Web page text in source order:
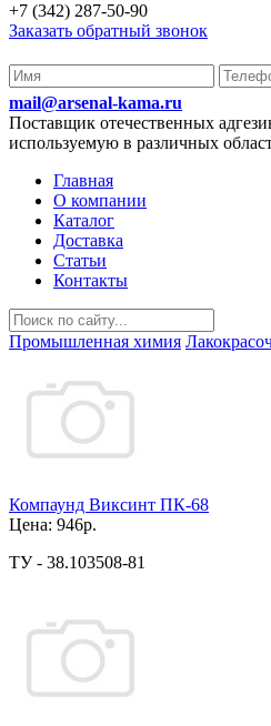
+7 (342) 287-50-90
Заказать обратный звонок
mail@arsenal-kama.ru
Поставщик отечественных
используемую в различных
Главная
О компании
Каталог
Доставка
Статьи
Контакты
Промышленная химия
Компаунд Виксинт ПК-68
Цена: 946р.
ТУ - 38.103508-81